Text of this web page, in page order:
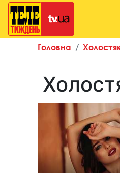
Головна